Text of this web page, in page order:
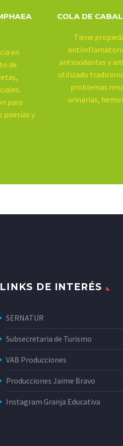
en
de
para
y
COLA DE
Tiene
antioxidantes y
utilizado
problemas
urinarias,
LINKS DE INTERÉS
SERNATUR
Subsecretaria de Turismo
VAB Producciones
Producciones Jaime Bravo
Instagram Granja Educativa